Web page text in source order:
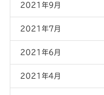
2021年9月
2021年7月
2021年6月
2021年4月